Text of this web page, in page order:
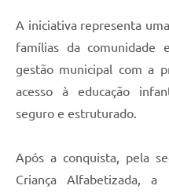
A iniciativa representa
famílias da comunidade
gestão municipal com a
acesso à educação
seguro e estruturado.
Após a conquista, pela
Criança Alfabetizada,